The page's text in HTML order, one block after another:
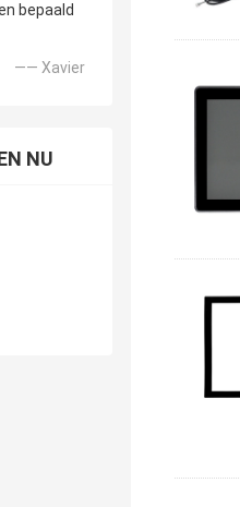
bepaald
—— Xavier
NU